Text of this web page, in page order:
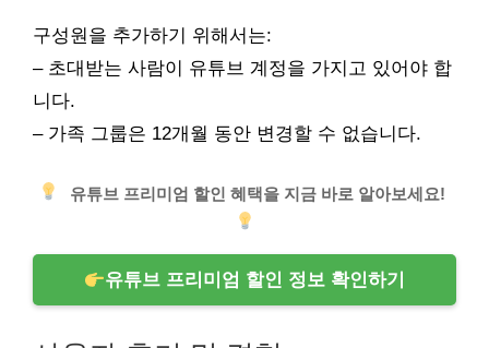
구성원을 추가하기 위해서는:
– 초대받는 사람이 유튜브 계정을 가지고 있어야 합
니다.
– 가족 그룹은 12개월 동안 변경할 수 없습니다.
유튜브 프리미엄 할인 혜택을 지금 바로 알아보세요!
유튜브 프리미엄 할인 정보 확인하기